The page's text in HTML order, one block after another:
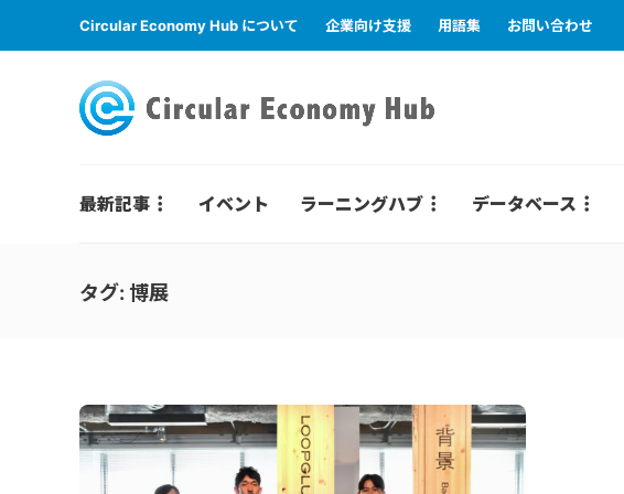
Circular Economy Hub について 企業向け支援 用語集 お問い合わせ
最新記事 イベント ラーニングハブ データベース
タグ: 博展